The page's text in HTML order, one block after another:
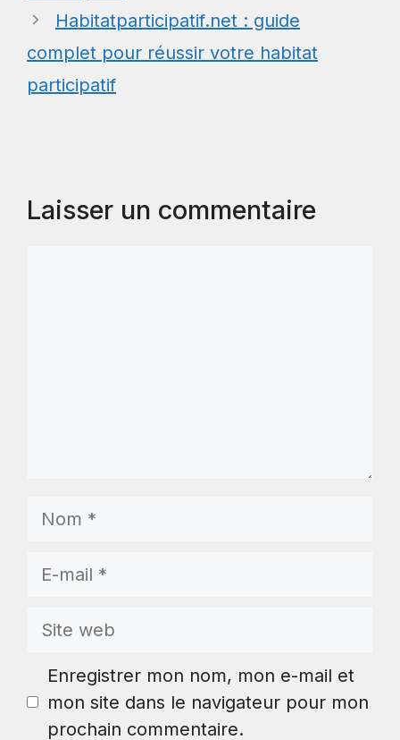
Habitatparticipatif.net : guide
complet pour réussir votre habitat
participatif
Laisser un commentaire
Nom
E-
Site
Enregistrer mon nom, mon e-mail et
mon site dans le navigateur pour mon
prochain commentaire.